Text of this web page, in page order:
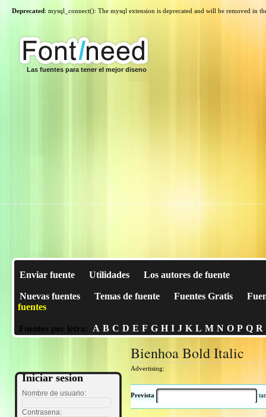
Deprecated: mysql_connect(): The mysql extension is deprecated and will be removed in
Las fuentes para tener el mejor diseno
Enviar fuente Utilidades Los autores de fuente
Nuevas fuentes Temas de fuente Fuentes Gratis
fuentes
Fuentes por letra: A B C D E F G H I J K L M N O P Q R
Iniciar sesion
Nombre de usuario:
Contrasena:
Bienhoa Bold Italic
Advertising:
Prevista